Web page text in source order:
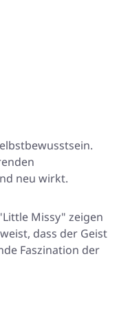
neu wirkt.
Missy" zeigen
dass der Geist
Faszination der